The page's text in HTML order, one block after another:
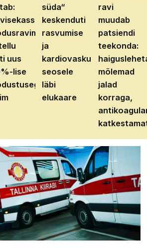
uus
lise
süda“
keskenduti
rasvumise
ja
kardiovaskulaarhaiguste
seosele
läbi
elukaare
ravi
muudab
patsiendi
teekonda:
mõlemad
jalad
korraga,